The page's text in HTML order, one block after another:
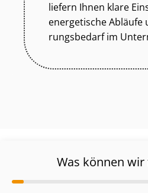
liefern Ihnen klare
energetische
rungs­be­darf im
Was können wir